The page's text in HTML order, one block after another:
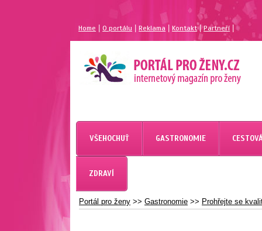
Home |O portálu Reklama Kontakt| Partneří
MAGAZÍN PRO ŽENY
PORTÁL PRO ŽENY.CZ
VŠEHOCHUŤ GASTRONOMIE
ZDRAVÍ
Portál pro ženy >> Gastronomie >> Prohřejte se